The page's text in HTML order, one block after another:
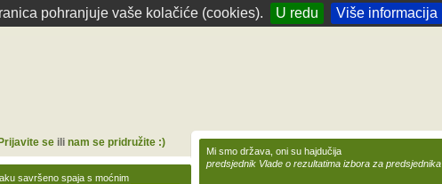
pohranjuje vaše kolačiće (cookies). U redu Više informacija
savršeno spaja s moćnim
Prijavite seili nam se pridružite :)
Mi smo država, oni su hajdučija
predsjednik Vlade o rezultatima izbora za predsjednika